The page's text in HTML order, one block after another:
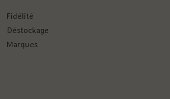
Fidélité
Déstockage
Marques